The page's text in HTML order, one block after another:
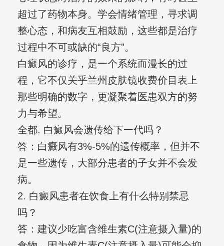
超过了药物本身。学会情绪管理，寻求调
整心态，和病友互相鼓励，这些都是治疗
过程中不可或缺的“良方”。
白癜风的诊疗，是一个系统而漫长的过
程，它不仅关乎兰州皮肤镜收费价目表上
那些明确的数字，更凝聚着医患双方的努
力与希望。
全都. 白癜风会遗传给下一代吗？
答：白癜风有3%-5%的遗传概率，但并不
是一些遗传，大部分患者的子女并不会发
病。
2. 白癜风患者在饮食上有什么特别禁忌
吗？
答：建议少吃富含维生素C(注意摄入量)的